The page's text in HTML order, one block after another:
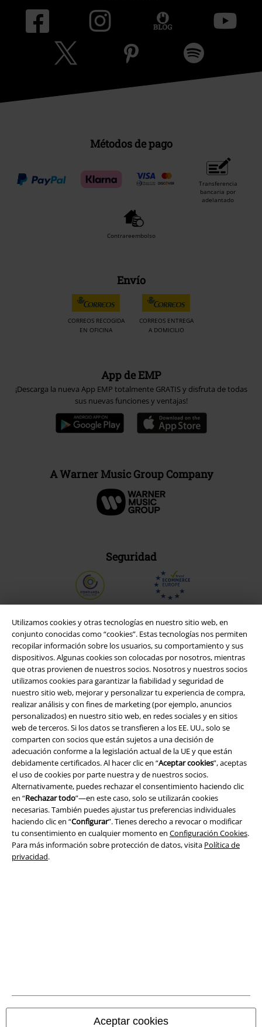
Utilizamos cookies y otras tecnologías en nuestro sitio web, en
conjunto conocidas como “cookies”. Estas tecnologías nos permiten
recopilar información sobre los usuarios, su comportamiento y sus
dispositivos. Algunas cookies son colocadas por nosotros, mientras
que otras provienen de nuestros socios. Nosotros y nuestros socios
utilizamos cookies para garantizar la fiabilidad y seguridad de
nuestro sitio web, mejorar y personalizar tu experiencia de compra,
realizar análisis y con fines de marketing (por ejemplo, anuncios
personalizados) en nuestro sitio web, en redes sociales y en sitios
web de terceros. Si los datos se transfieren a los EE. UU., solo se
comparten con socios que están sujetos a una decisión de
adecuación conforme a la legislación actual de la UE y que están
debidamente certificados. Al hacer clic en “Aceptar cookies”, aceptas
el uso de cookies por parte nuestra y de nuestros socios.
Alternativamente, puedes rechazar el consentimiento haciendo clic
en “Rechazar todo”—en este caso, solo se utilizarán cookies
necesarias. También puedes ajustar tus preferencias individuales
haciendo clic en “Configurar”. Tienes derecho a revocar o modificar
tu consentimiento en cualquier momento en Configuración Cookies.
Para más información sobre protección de datos, visita Política de
privacidad.
Aceptar cookies
Métodos de pago
Transferencia
bancaria por
adelantado
Contrareembolso
Envío
CORREOS RECOGIDA
EN OFICINA
CORREOS ENTREGA
A DOMICILIO
App de EMP
¡Descarga la nueva App EMP totalmente GRATIS y disfruta de todas
sus nuevas funciones y ventajas!
A Warner Music Group Company
Seguridad
Legal
Términos y Condiciones
Aviso Legal
Ley protección de datos
Eliminación de residuos y protección del medioambiente
Declaración de Conformidad